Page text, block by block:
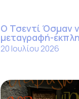
Ο Τσεντί Όσμαν
μεταγραφή-
20 Ιουλίου 2026